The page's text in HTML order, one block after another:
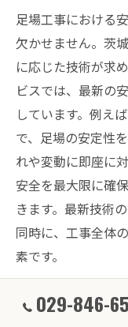
足場工事における
欠かせません。茨
に応じた技術が求
ビスでは、最新の
しています。例え
で、足場の安定性
れや変動に即座に
安全を最大限に確
きます。最新技術
同時に、工事全体
素です。
029-846-